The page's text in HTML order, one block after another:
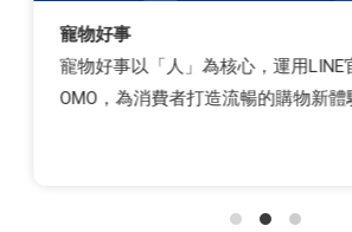
女人迷
女人迷釋放LINE行銷自動化潛力！
程完成率的LINE牌卡體驗